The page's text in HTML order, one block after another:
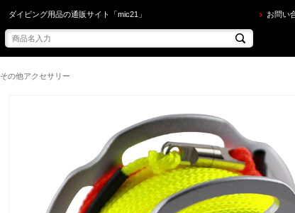
mic21で[ PRODIVE ] ライトウェイトリール15m シルバー Light Weight Reel w/
ダイビング用品の通販サイト「mic21」 お問い
その他アクセサリー